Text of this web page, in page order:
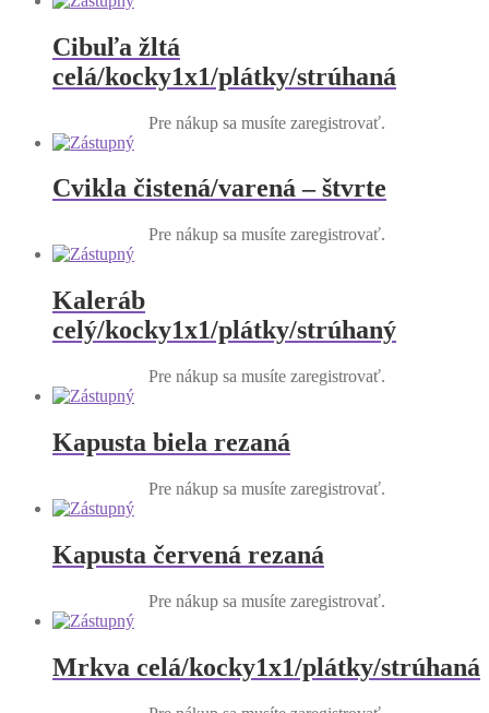
Cibuľa žltá
celá/kocky1x1/plátky/strúhaná
Pre nákup sa musíte zaregistrovať.
Cvikla čistená/varená – štvrte
Pre nákup sa musíte zaregistrovať.
Kaleráb
celý/kocky1x1/plátky/strúhaný
Pre nákup sa musíte zaregistrovať.
Kapusta biela rezaná
Pre nákup sa musíte zaregistrovať.
Kapusta červená rezaná
Pre nákup sa musíte zaregistrovať.
Mrkva celá/kocky1x1/plátky/strúhaná